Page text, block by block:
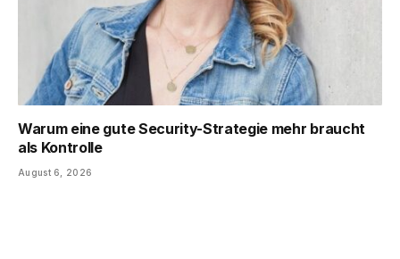
Warum eine gute Security-Strategie mehr braucht
als Kontrolle
August 6, 2026